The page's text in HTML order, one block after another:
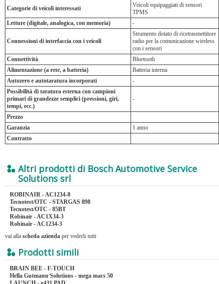
Categorie di veicoli interessati
Veicoli equipaggiati di sensori
TPMS
Letture (digitale, analogica, con memoria)
-
Connessioni di interfaccia con i veicoli
Strumento dotato di ricetrasmettitore
radio per la comunicazione wireless
con i sensori
Connettività
Bluetooth
Alimentazione (a rete, a batteria)
Batteria interna
Autozero e autotaratura incorporati
-
Possibilità di taratura esterna con campioni
primari di grandezze semplici (pressioni, giri,
tempi, ecc.)
-
Prezzo
Garanzia
1 anno
Contratto
Altri prodotti di Bosch Automotive Service
Solutions srl
ROBINAIR - AC1234-8
Tecnotest/OTC - STARGAS 898
Tecnotest/OTC - 85BT
Robinair - AC1X34-3
Robinair - AC1234-3
vai alla scheda azienda per vederli tutti
Prodotti simili
BRAIN BEE - F-TOUCH
Hella Gutmann Solutions - mega macs 50